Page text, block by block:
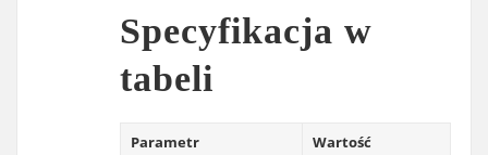
Specyfikacja w
tabeli
Parametr Wartość